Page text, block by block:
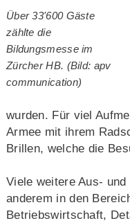
Über 33'600 Gäste
zählte die
Bildungsmesse im
Zürcher HB. (Bild: apv
communication)
wurden. Für viel
Armee mit ihrem
Brillen, welche die
Viele weitere Aus-
anderem in den
Betriebswirtschaft,